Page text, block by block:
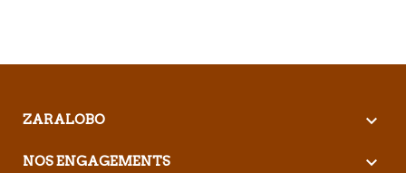
ZARALOBO 
NOS ENGAGEMENTS 